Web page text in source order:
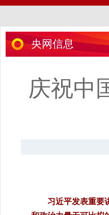
央网信息
庆祝中
习近平发表重要